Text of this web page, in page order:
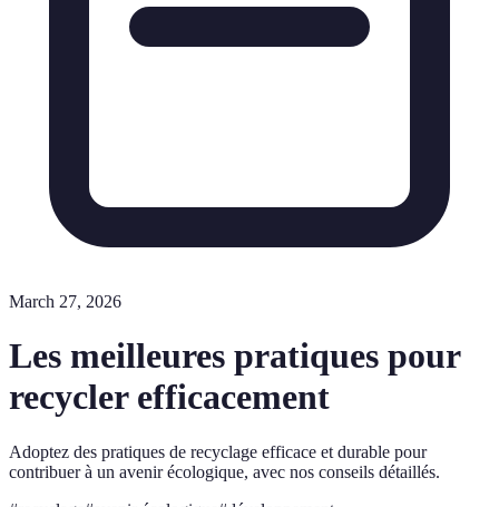
March 27, 2026
Les meilleures pratiques pour
recycler efficacement
Adoptez des pratiques de recyclage efficace et durable pour
contribuer à un avenir écologique, avec nos conseils détaillés.